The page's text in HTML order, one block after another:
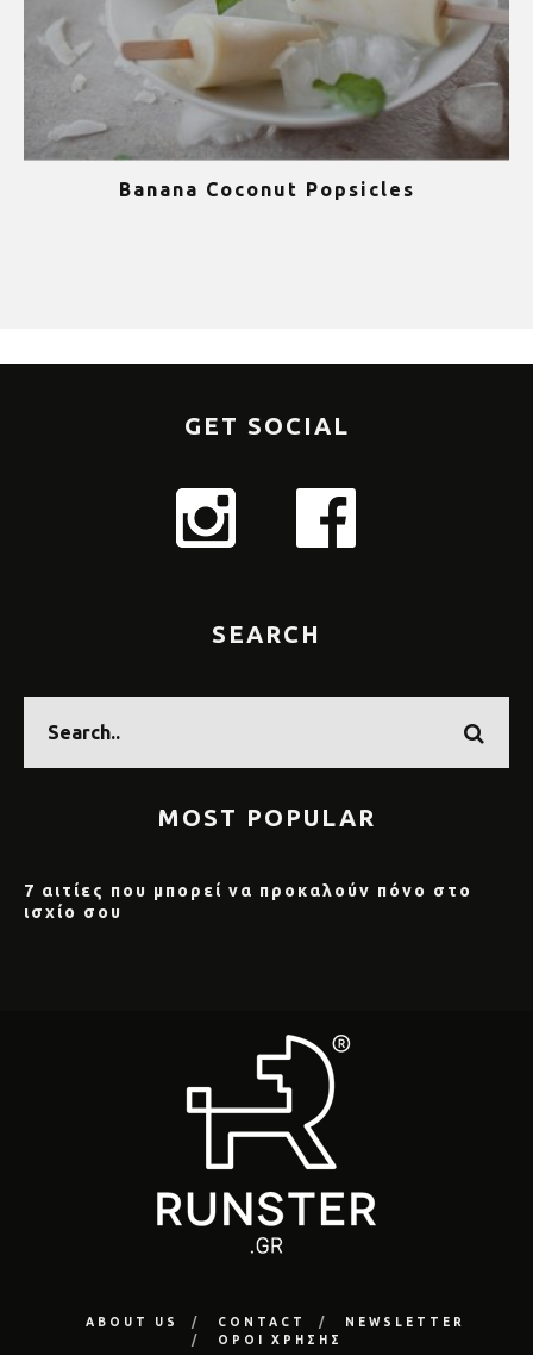
Banana Coconut Popsicles
GET SOCIAL
SEARCH
MOST POPULAR
7 αιτίες που μπορεί να προκαλούν πόνο στο
ισχίο σου
ABOUT US CONTACT
NEWSLETTER
ΟΡΟΙ ΧΡΗΣΗΣ